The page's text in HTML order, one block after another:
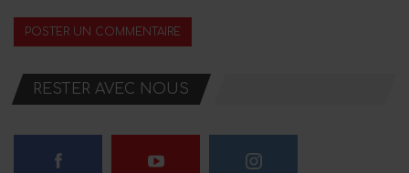
RESTER AVEC NOUS